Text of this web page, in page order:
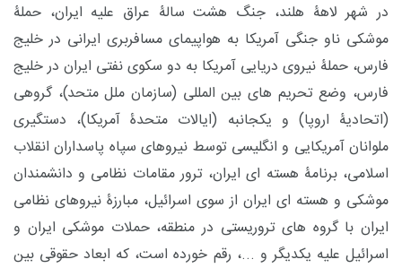
در شهر لاهۀ هلند، جنگ هشت سالۀ عراق علیه ایران، حملۀ
موشکی ناو جنگی آمریکا به هواپیمای مسافربری ایرانی در خلیج
فارس، حملۀ نیروی دریایی آمریکا به دو سکوی نفتی ایران در خلیج
فارس، وضع تحریم های بین المللی (سازمان ملل متحد)، گروهی
(اتحادیۀ اروپا) و یکجانبه (ایالات متحدۀ آمریکا)، دستگیری
ملوانان آمریکایی و انگلیسی توسط نیروهای سپاه پاسداران انقلاب
اسلامی، برنامۀ هسته ای ایران، ترور مقامات نظامی و دانشمندان
موشکی و هسته ای ایران از سوی اسرائیل، مبارزۀ نیروهای نظامی
ایران با گروه های تروریستی در منطقه، حملات موشکی ایران و
اسرائیل علیه یکدیگر و ...، رقم خورده است، که ابعاد حقوقی بین